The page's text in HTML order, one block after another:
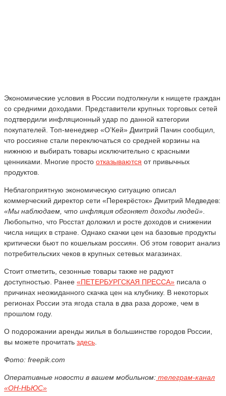
Экономические условия в России подтолкнули к нищете граждан
со средними доходами. Представители крупных торговых сетей
подтвердили инфляционный удар по данной категории
покупателей. Топ-менеджер «О’Кей» Дмитрий Пачин сообщил,
что россияне стали переключаться со средней корзины на
нижнюю и выбирать товары исключительно с красными
ценниками. Многие просто отказываются от привычных
продуктов.
Неблагоприятную экономическую ситуацию описал
коммерческий директор сети «Перекрёсток» Дмитрий Медведев:
«Мы наблюдаем, что инфляция обгоняет доходы людей»
Любопытно, что Росстат доложил и росте доходов и снижении
числа нищих в стране. Однако скачки цен на базовые продукты
критически бьют по кошелькам россиян. Об этом говорит анализ
потребительских чеков в крупных сетевых магазинах.
Стоит отметить, сезонные товары также не радуют
доступностью. Ранее «ПЕТЕРБУРГСКАЯ ПРЕССА» писала о
причинах неожиданного скачка цен на клубнику. В некоторых
регионах России эта ягода стала в два раза дороже, чем в
прошлом году.
О подорожании аренды жилья в большинстве городов России,
вы можете прочитать здесь
Фото: freepik.com
Оперативные новости в вашем мобильном: телеграм-канал
«ОН-НЬЮС»